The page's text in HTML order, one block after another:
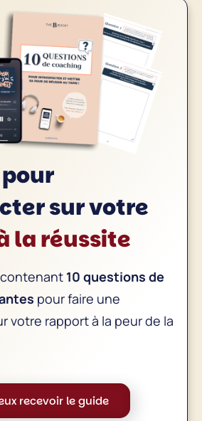
survotre
la réussite
contenant 10 questions de
pour faire une
votre rapport à la peur de la
recevoir le guide